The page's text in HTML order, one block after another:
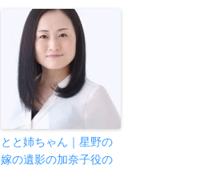
とと姉ちゃん｜星野の
嫁の遺影の加奈子役の